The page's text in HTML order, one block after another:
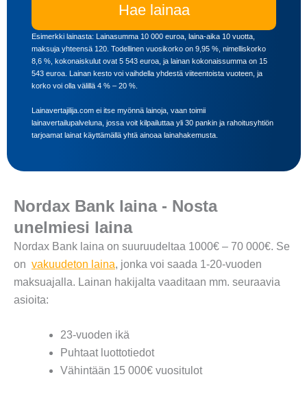
Hae lainaa
Esimerkki lainasta: Lainasumma 10 000 euroa, laina-aika 10 vuotta,
maksuja yhteensä 120. Todellinen vuosikorko on 9,95 %, nimelliskorko
8,6 %, kokonaiskulut ovat 5 543 euroa, ja lainan kokonaissumma on 15
543 euroa. Lainan kesto voi vaihdella yhdestä viiteentoista vuoteen, ja
korko voi olla välillä 4 % – 20 %.
Lainavertajilija.com ei itse myönnä lainoja, vaan toimii
lainavertailupalveluna, jossa voit kilpailuttaa yli 30 pankin ja rahoitusyhtiön
tarjoamat lainat käyttämällä yhtä ainoaa lainahakemusta.
Nordax Bank laina - Nosta
unelmiesi laina
Nordax Bank laina on suuruudeltaa 1000€ – 70 000€. Se
on vakuudeton laina, jonka voi saada 1-20-vuoden
maksuajalla. Lainan hakijalta vaaditaan mm. seuraavia
asioita:
23-vuoden ikä
Puhtaat luottotiedot
Vähintään 15 000€ vuositulot